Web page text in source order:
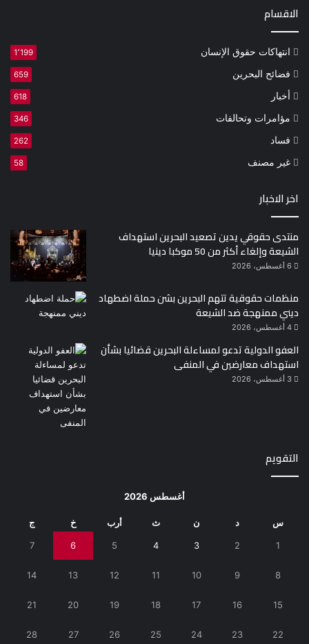
الاقسام
انتهاكات حقوق الإنسان 1٬199
فضائح البحرين 659
أخبار 618
مؤامرات وتحالفات 346
فساد 262
غير مصنف 58
اخر الاخبار
منتدى حقوقي يدين تصعيد البحرين استهداف
الشيعة وإلغاء أكثر من 50 موكبا دينيا
6 أغسطس، 2026
منظمات حقوقية تتهم البحرين بشن حملة اضطهاد
ديني ممنهجة ضد الشيعة
4 أغسطس، 2026
العفو الدولية تدعو لمساءلة البحرين قضائيا بشأن
استهداف معارضين في المنفى
3 أغسطس، 2026
التقويم
أغسطس 2026
س د ن ث أرب خ ج
1
2
3
4
5
6
7
8
9
10
11
12
13
14
15
16
17
18
19
20
21
22
23
24
25
26
27
28